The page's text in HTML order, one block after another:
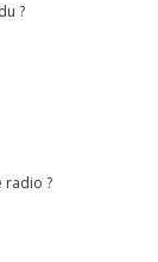
?
radio ?